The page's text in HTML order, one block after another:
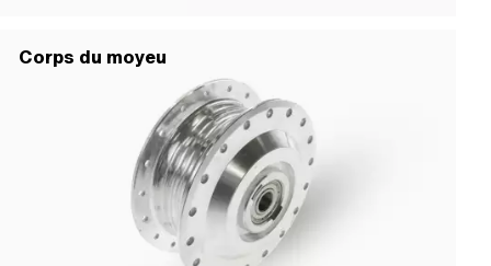
Corps du moyeu